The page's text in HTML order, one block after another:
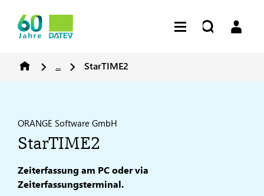
... StarTIME2
ORANGE Software GmbH
StarTIME2
Zeiterfassung am PC oder via
Zeiterfassungsterminal.